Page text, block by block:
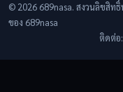
© 2026 689nasa. สงวนลิขสิท
ของ 689nasa
ติดต่อ: